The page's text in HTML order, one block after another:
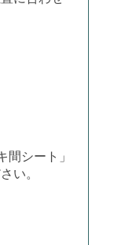
間シート」
い。